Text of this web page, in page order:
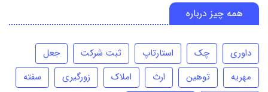
همه چیز درباره
داوری چک استارتاپ ثبت شرکت
جعل
مهریه
توهین ارث املاک زورگیری
سفته